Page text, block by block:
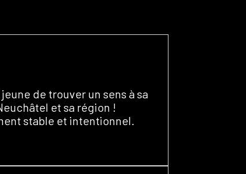
de trouver un sens à sa
et sa région !
stable et intentionnel.